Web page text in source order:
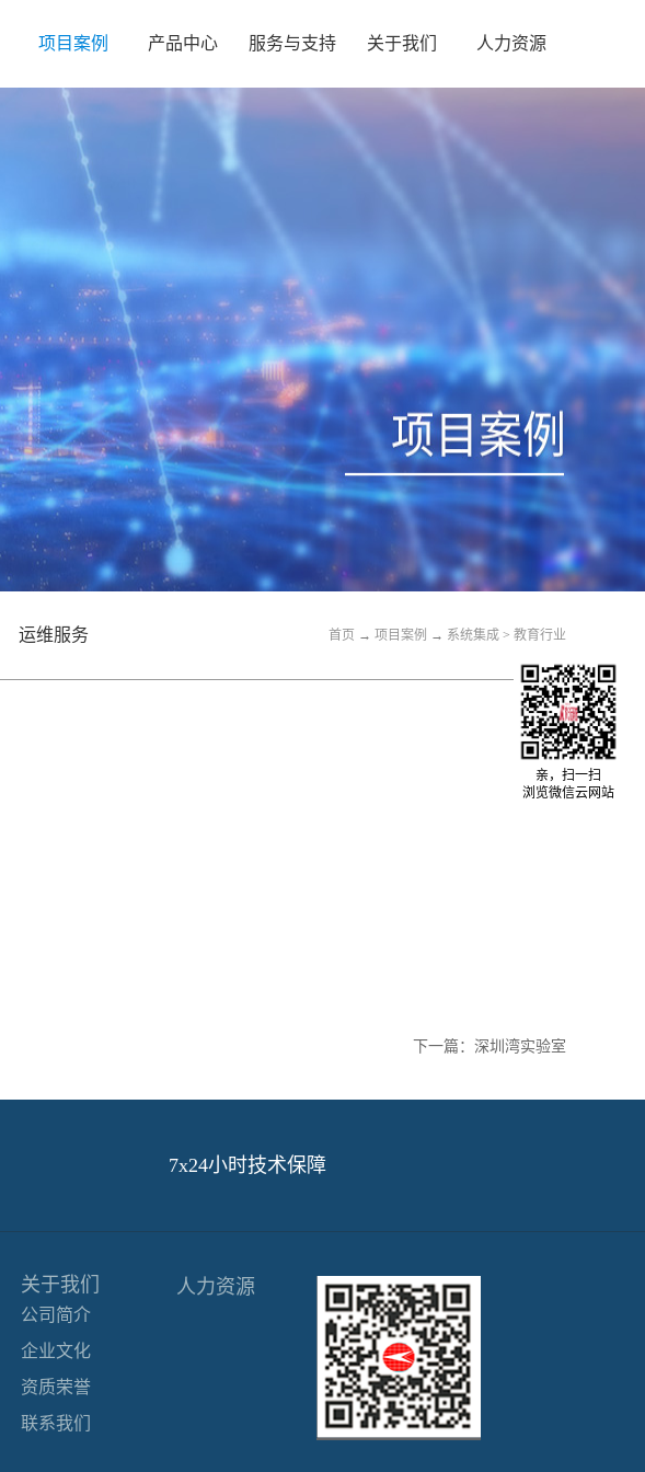
项目案例 产品中心 服务与支持 关于我们 人力资源
运维服务 首页 → 项目案例 → 系统集成 > 教育行业
下一篇： 深圳湾实验室
7x24小时技术保障
关于我们
公司简介
企业文化
资质荣誉
联系我们
人力资源
亲，扫一扫
浏览微信云网站